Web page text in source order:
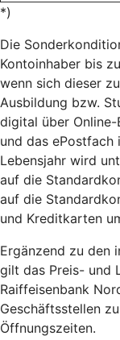
*)
Die
Kontoinhaber bis
wenn sich dieser
Ausbildung bzw.
digital über
und das ePostfach
Lebensjahr wird
auf die
auf die
und Kreditkarten
Ergänzend zu den
gilt das Preis- und
Raiffeisenbank
Geschäftsstellen
Öffnungszeiten.